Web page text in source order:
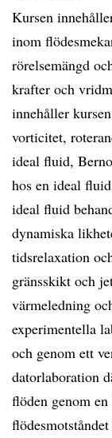
Kursen
inom
rörelsemängd
krafter och
innehåller
vorticitet,
ideal fluid,
hos en ideal
ideal fluid
dynamiska
tidsrelaxation
gränsskikt och
värmeledning
experimentella
och genom ett
datorlaboration
flöden genom